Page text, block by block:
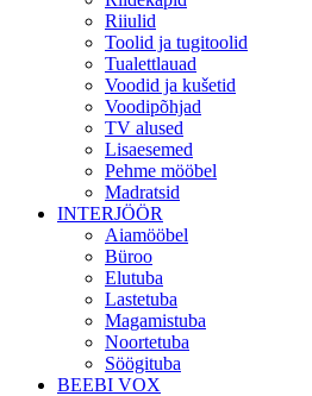
Riiulid
Toolid ja tugitoolid
Tualettlauad
Voodid ja kušetid
Voodipõhjad
TV alused
Lisaesemed
Pehme mööbel
Madratsid
INTERJÖÖR
Aiamööbel
Büroo
Elutuba
Lastetuba
Magamistuba
Noortetuba
Söögituba
BEEBI VOX